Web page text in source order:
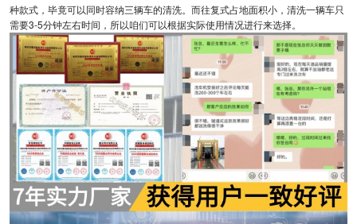
种款式，毕竟可以同时容纳三辆车的清洗。而往复式占地面积小，清洗一辆车只
需要3-5分钟左右时间，所以咱们可以根据实际使用情况进行来选择。